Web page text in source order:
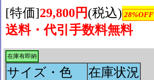
[特価]29,800円 (税込) 28%OFF
送料・代引手数料無料
在庫有即納
サイズ・色
在庫状況